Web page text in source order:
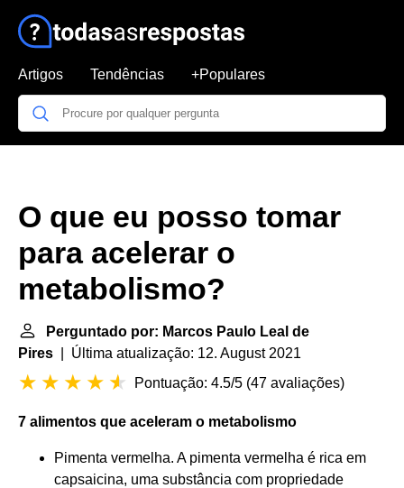
Artigos Tendências +Populares
O que eu posso tomar
para acelerar o
metabolismo?
Perguntado por: Marcos Paulo Leal de
Pires | Última atualização: 12. August 2021
Pontuação: 4.5/5 (47 avaliações)
7 alimentos que aceleram o metabolismo
Pimenta vermelha. A pimenta vermelha é rica em
capsaicina, uma substância com propriedade